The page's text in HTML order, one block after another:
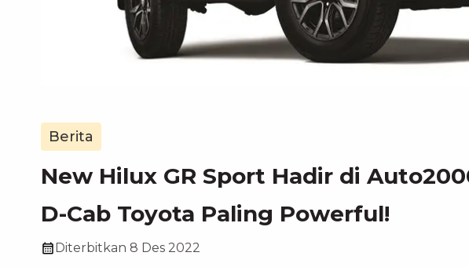
Berita
New Hilux GR Sport Hadir di
D-Cab Toyota Paling Powerful!
Diterbitkan 8 Des 2022